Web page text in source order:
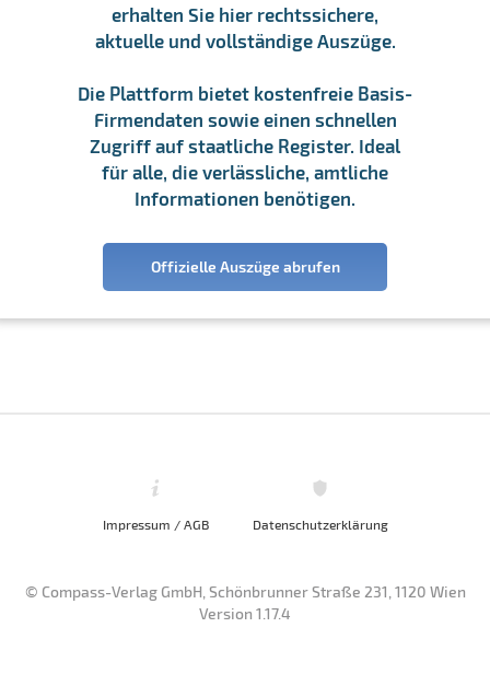
erhalten Sie hier rechtssichere,
aktuelle und vollständige Auszüge.
Die Plattform bietet kostenfreie Basis-
Firmendaten sowie einen schnellen
Zugriff auf staatliche Register. Ideal
für alle, die verlässliche, amtliche
Informationen benötigen.
Offizielle Auszüge abrufen
Impressum / AGB Datenschutzerklärung
© Compass-Verlag GmbH, Schönbrunner Straße 231, 1120 Wien
Version 1.17.4